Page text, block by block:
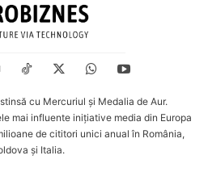
cu Mercuriul și Medalia de Aur.
mai influente inițiative media din Europa
de cititori unici anual în România,
și Italia.